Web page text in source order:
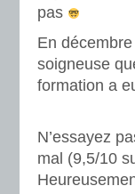
pas
En
soigneuse
formation a
N’essayez
mal (9,5/10